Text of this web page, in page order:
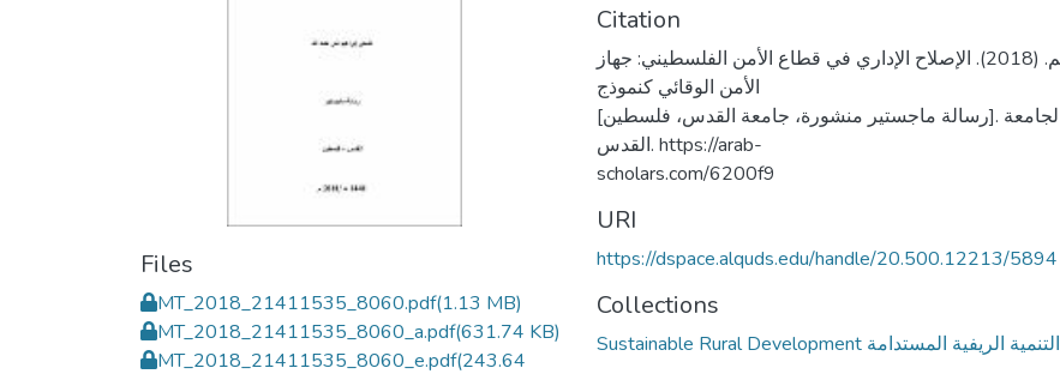
Files
MT_2018_21411535_8060.pdf(1.13 MB)
MT_2018_21411535_8060_a.pdf(631.74 KB)
MT_2018_21411535_8060_e.pdf(243.64
Citation
حمد الله، ضحى إبراهيم. (2018). الإصلاح الإداري في قطاع الأمن الفلسطيني: جهاز
الأمن الوقائي كنموذج
[رسالة ماجستير منشورة، جامعة القدس، فلسطين]. المستودع الرقمي لجامعة
القدس. https://arab-
scholars.com/6200f9
URI
https://dspace.alquds.edu/handle/20.500.12213/5894
Collections
Sustainable Rural Development التنمية الريفية المستدامة